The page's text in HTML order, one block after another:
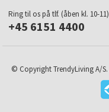
Ring til os på tlf. (åben kl. 10-11)
+45 6151 4400
© Copyright TrendyLiving A/S.